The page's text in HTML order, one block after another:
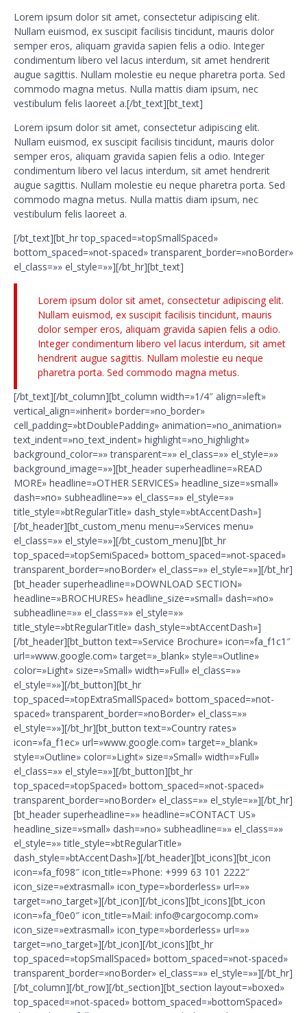
Lorem ipsum dolor sit amet, consectetur adipiscing elit.
Nullam euismod, ex suscipit facilisis tincidunt, mauris dolor
semper eros, aliquam gravida sapien felis a odio. Integer
condimentum libero vel lacus interdum, sit amet hendrerit
augue sagittis. Nullam molestie eu neque pharetra porta. Sed
commodo magna metus. Nulla mattis diam ipsum, nec
vestibulum felis laoreet a.[/bt_text][bt_text]
Lorem ipsum dolor sit amet, consectetur adipiscing elit.
Nullam euismod, ex suscipit facilisis tincidunt, mauris dolor
semper eros, aliquam gravida sapien felis a odio. Integer
condimentum libero vel lacus interdum, sit amet hendrerit
augue sagittis. Nullam molestie eu neque pharetra porta. Sed
commodo magna metus. Nulla mattis diam ipsum, nec
vestibulum felis laoreet a.
[/bt_text][bt_hr top_spaced=»topSmallSpaced»
bottom_spaced=»not-spaced» transparent_border=»noBorder»
el_class=»» el_style=»»][/bt_hr][bt_text]
Lorem ipsum dolor sit amet, consectetur adipiscing elit.
Nullam euismod, ex suscipit facilisis tincidunt, mauris
dolor semper eros, aliquam gravida sapien felis a odio.
Integer condimentum libero vel lacus interdum, sit amet
hendrerit augue sagittis. Nullam molestie eu neque
pharetra porta. Sed commodo magna metus.
[/bt_text][/bt_column][bt_column width=»1/4″ align=»left»
vertical_align=»inherit» border=»no_border»
cell_padding=»btDoublePadding» animation=»no_animation»
text_indent=»no_text_indent» highlight=»no_highlight»
background_color=»» transparent=»» el_class=»» el_style=»»
background_image=»»][bt_header superheadline=»READ
MORE» headline=»OTHER SERVICES» headline_size=»small»
dash=»no» subheadline=»» el_class=»» el_style=»»
title_style=»btRegularTitle» dash_style=»btAccentDash»]
[/bt_header][bt_custom_menu menu=»Services menu»
el_class=»» el_style=»»][/bt_custom_menu][bt_hr
top_spaced=»topSemiSpaced» bottom_spaced=»not-spaced»
transparent_border=»noBorder» el_class=»» el_style=»»][/bt_hr]
[bt_header superheadline=»DOWNLOAD SECTION»
headline=»BROCHURES» headline_size=»small» dash=»no»
subheadline=»» el_class=»» el_style=»»
title_style=»btRegularTitle» dash_style=»btAccentDash»]
[/bt_header][bt_button text=»Service Brochure» icon=»fa_f1c1″
url=»www.google.com» target=»_blank» style=»Outline»
color=»Light» size=»Small» width=»Full» el_class=»»
el_style=»»][/bt_button][bt_hr
top_spaced=»topExtraSmallSpaced» bottom_spaced=»not-
spaced» transparent_border=»noBorder» el_class=»»
el_style=»»][/bt_hr][bt_button text=»Country rates»
icon=»fa_f1ec» url=»www.google.com» target=»_blank»
style=»Outline» color=»Light» size=»Small» width=»Full»
el_class=»» el_style=»»][/bt_button][bt_hr
top_spaced=»topSpaced» bottom_spaced=»not-spaced»
transparent_border=»noBorder» el_class=»» el_style=»»][/bt_hr]
[bt_header superheadline=»» headline=»CONTACT US»
headline_size=»small» dash=»no» subheadline=»» el_class=»»
el_style=»» title_style=»btRegularTitle»
dash_style=»btAccentDash»][/bt_header][bt_icons][bt_icon
icon=»fa_f098″ icon_title=»Phone: +999 63 101 2222″
icon_size=»extrasmall» icon_type=»borderless» url=»»
target=»no_target»][/bt_icon][/bt_icons][bt_icons][bt_icon
icon=»fa_f0e0″ icon_title=»Mail: info@cargocomp.com»
icon_size=»extrasmall» icon_type=»borderless» url=»»
target=»no_target»][/bt_icon][/bt_icons][bt_hr
top_spaced=»topSmallSpaced» bottom_spaced=»not-spaced»
transparent_border=»noBorder» el_class=»» el_style=»»][/bt_hr]
[/bt_column][/bt_row][/bt_section][bt_section layout=»boxed»
top_spaced=»not-spaced» bottom_spaced=»bottomSpaced»